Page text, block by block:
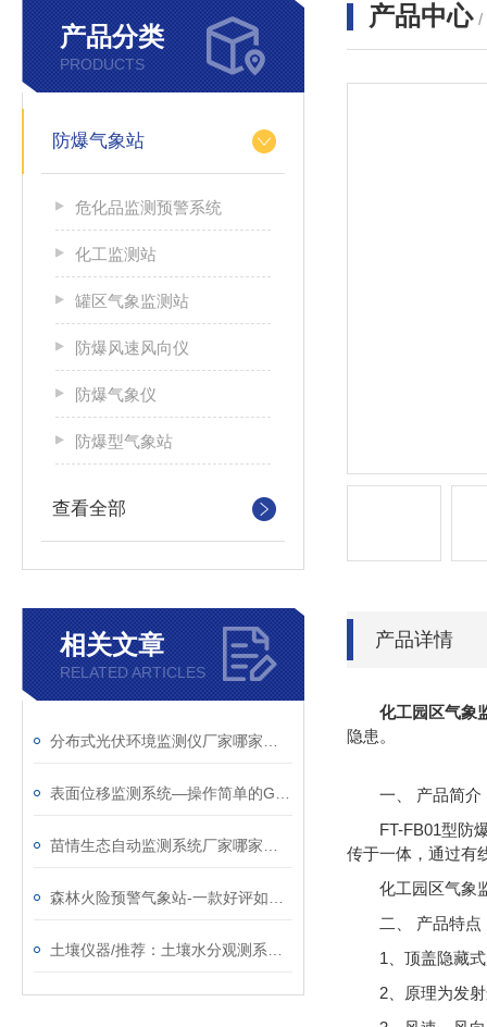
产品分类
PRODUCTS
防爆气象站
危化品监测预警系统
化工监测站
罐区气象监测站
防爆风速风向仪
防爆气象仪
防爆型气象站
查看全部
相关文章
RELATED ARTICLES
产品中心 /
产品详情
化工园区气象
隐患。
一、 产品简介
FT-FB01型防
传于一体，通过有
化工园区气象
二、 产品特点
1、顶盖隐藏
2、原理为发